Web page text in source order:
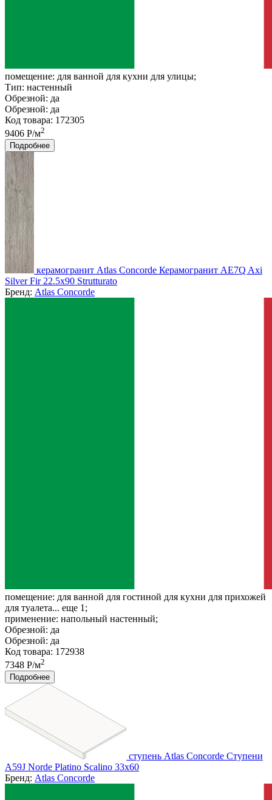
помещение: для ванной для кухни для улицы;
Тип: настенный
Обрезной: да
Обрезной: да
Код товара: 172305
9406 Р/м2
Подробнее
керамогранит Atlas Concorde Керамогранит AE7Q Axi
Silver Fir 22.5x90 Strutturato
Бренд: Atlas Concorde
помещение: для ванной для гостиной для кухни для прихожей
для туалета... еще 1;
применение: напольный настенный;
Обрезной: да
Обрезной: да
Код товара: 172938
7348 Р/м2
Подробнее
ступень Atlas Concorde Ступени
A59J Norde Platino Scalino 33x60
Бренд: Atlas Concorde